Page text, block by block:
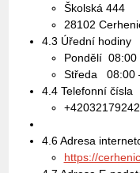
Školská 444
28102
4.3 Úřední hodiny
Pondělí 08:00
Středa 08:00
4.4 Telefonní čísla
4.6 Adresa
https://